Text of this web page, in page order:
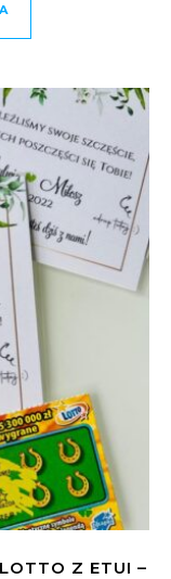
Z ETUI –